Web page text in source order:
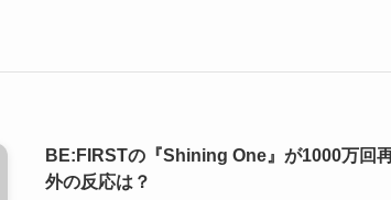
BE:FIRSTの『Shining One』が1000万回
外の反応は？